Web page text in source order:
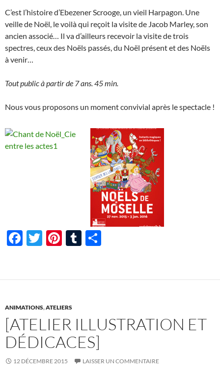
C’est l’histoire d’Ebezener Scrooge, un vieil Harpagon. Une
veille de Noël, le voilà qui reçoit la visite de Jacob Marley, son
ancien associé… Il va d’ailleurs recevoir la visite de trois
spectres, ceux des Noëls passés, du Noël présent et des Noëls
à venir…
Tout public à partir de 7 ans. 45 min.
Nous vous proposons un moment convivial après le spectacle !
F
b
o
o
k
T
er
Pi
es
t
T
bl g
ANIMATIONS,ATELIERS
[ATELIER ILLUSTRATION ET
DÉDICACES]
12 DÉCEMBRE 2015 LAISSER UN COMMENTAIRE